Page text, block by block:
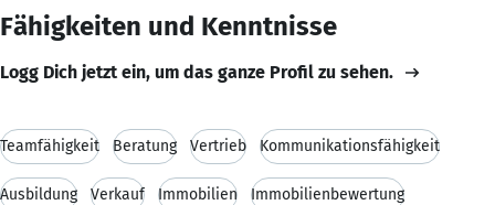
Fähigkeiten und Kenntnisse
Logg Dich jetzt ein, um das ganze Profil zu sehen.
Teamfähigkeit Beratung Vertrieb Kommunikationsfähigkeit
Ausbildung Verkauf Immobilien Immobilienbewertung